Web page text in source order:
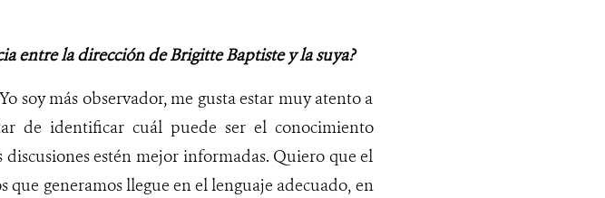
entre la dirección de Brigitte Baptiste y la suya?
soy más observador, me gusta estar muy atento a
de identificar cuál puede ser el conocimiento
estén mejor informadas. Quiero que el
generamos llegue en el lenguaje adecuado, en